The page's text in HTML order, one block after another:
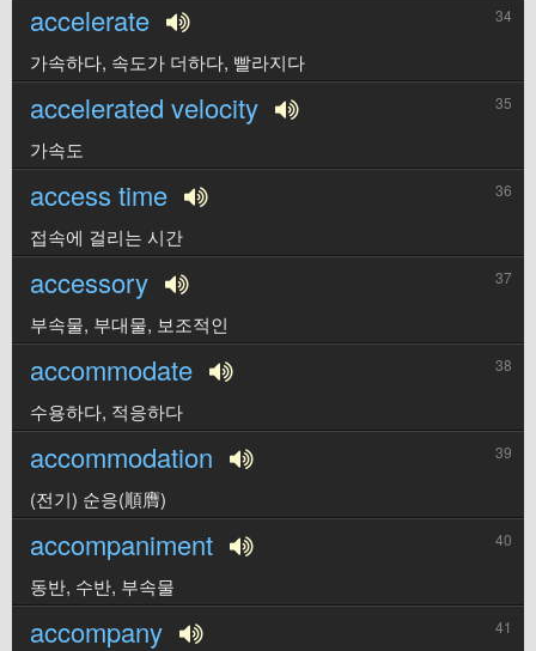
accelerate 34
가속하다, 속도가 더하다, 빨라지다
accelerated velocity 35
가속도
access time 36
접속에 걸리는 시간
accessory 37
부속물, 부대물, 보조적인
accommodate 38
수용하다, 적응하다
accommodation 39
(전기) 순응(順膺)
accompaniment 40
동반, 수반, 부속물
accompany 41